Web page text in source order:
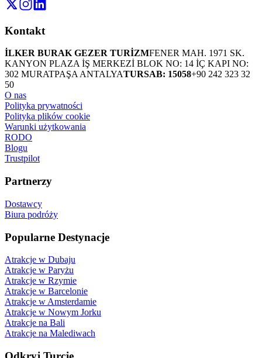
Kontakt
İLKER BURAK GEZER TURİZMFENER MAH. 1971 SK.
KANYON PLAZA İŞ MERKEZİ BLOK NO: 14 İÇ KAPI NO:
302 MURATPAŞA ANTALYATURSAB: 15058+90 242 323 32
50
O nas
Polityka prywatności
Polityka plików cookie
Warunki użytkowania
RODO
Blogu
Trustpilot
Partnerzy
Dostawcy
Biura podróży
Popularne Destynacje
Atrakcje w Dubaju
Atrakcje w Paryżu
Atrakcje w Rzymie
Atrakcje w Barcelonie
Atrakcje w Amsterdamie
Atrakcje w Nowym Jorku
Atrakcje na Bali
Atrakcje na Malediwach